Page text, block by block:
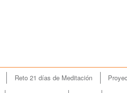
Reto 21 días de Meditación